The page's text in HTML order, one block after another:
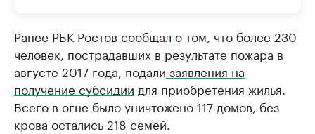
Ранее РБК Ростов сообщал о том, что более 230
человек, пострадавших в результате пожара в
августе 2017 года, подали заявления на
получение субсидии для приобретения жилья.
Всего в огне было уничтожено 117 домов, без
крова остались 218 семей.